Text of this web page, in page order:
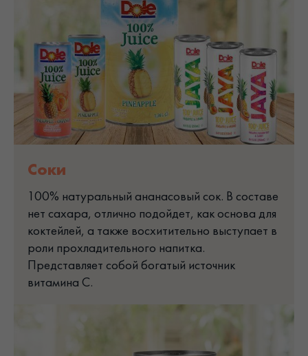
Соки
100% натуральный ананасовый сок. В составе
нет сахара, отлично подойдет, как основа для
коктейлей, а также восхитительно выступает в
роли прохладительного напитка.
Представляет собой богатый источник
витамина C.